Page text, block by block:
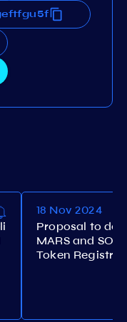
18 Nov 2024
Proposal to
MARS and
Token Registry